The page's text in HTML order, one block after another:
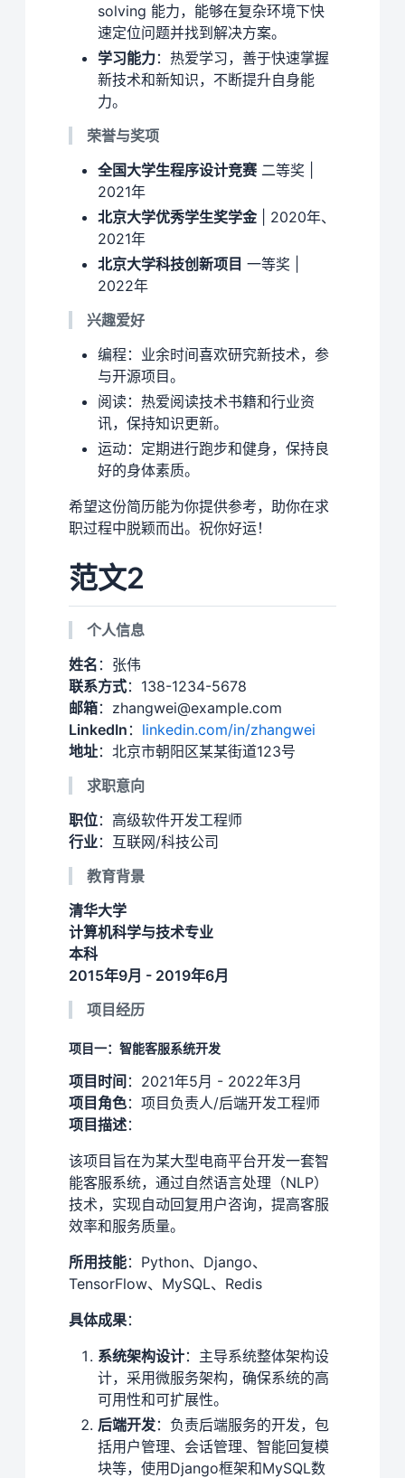
solving 能力，能够在复杂环境下快
速定位问题并找到解决方案。
学习能力：热爱学习，善于快速掌握
新技术和新知识，不断提升自身能
力。
荣誉与奖项
全国大学生程序设计竞赛二等奖 |
2021年
北京大学优秀学生奖学金| 2020年、
2021年
北京大学科技创新项目 一等奖 |
2022年
兴趣爱好
编程：业余时间喜欢研究新技术，参
与开源项目。
阅读：热爱阅读技术书籍和行业资
讯，保持知识更新。
运动：定期进行跑步和健身，保持良
好的身体素质。
希望这份简历能为你提供参考，助你在求
职过程中脱颖而出。祝你好运！
范文2
个人信息
姓名 ：张伟
联系方式：138-1234-5678
邮箱：zhangwei@example.com
LinkedIn ： linkedin.com/in/zhangwei
地址：北京市朝阳区某某街道123号
求职意向
职位：高级软件开发工程师
行业：互联网/科技公司
教育背景
清华大学
计算机科学与技术专业
本科
2015年9月 - 2019年6月
项目经历
项目一：智能客服系统开发
项目时间 ：2021年5月 - 2022年3月
项目角色：项目负责人/后端开发工程师
项目描述：
该项目旨在为某大型电商平台开发一套智
能客服系统，通过自然语言处理（NLP）
技术，实现自动回复用户咨询，提高客服
效率和服务质量。
所用技能：Python、Django、
TensorFlow、MySQL、Redis
具体成果：
系统架构设计：主导系统整体架构设
计，采用微服务架构，确保系统的高
可用性和可扩展性。
后端开发：负责后端服务的开发，包
括用户管理、会话管理、智能回复模
块等，使用Django框架和MySQL数